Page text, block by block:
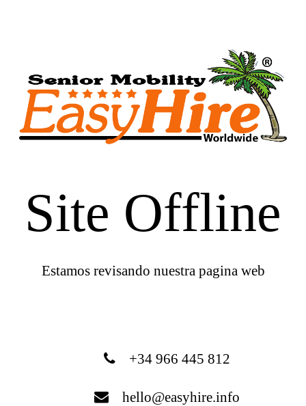
Site Offline
Estamos revisando nuestra pagina web
+34 966 445 812
hello@easyhire.info